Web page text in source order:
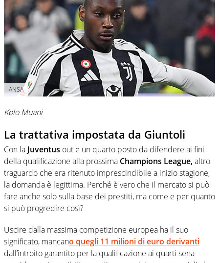
ANSA
Kolo Muani
La trattativa impostata da Giuntoli
Con la Juventus out e un quarto posto da difendere ai fini
della qualificazione alla prossima Champions League,altro
traguardo che era ritenuto imprescindibile a inizio stagione,
la domanda è legittima. Perché è vero che il mercato si può
fare anche solo sulla base dei prestiti, ma come e per quanto
si può progredire così?
Uscire dalla massima competizione europea ha il suo
significato, mancano quegli 11 milioni di euro derivanti
dall’introito garantito per la qualificazione ai quarti sena